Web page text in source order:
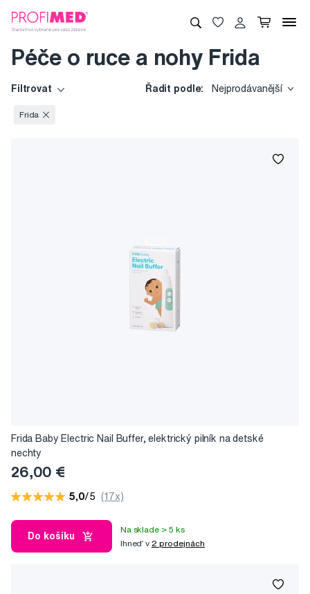
Péče o ruce a nohy Frida
Filtrovat Řadit podle: Nejprodávanější
Frida
Frida Baby Electric Nail Buffer, elektrický pilník na detské
nechty
26,00 €
5,0/5 (17x)
Do košíku
Na sklade > 5 ks
Ihneď v 2 prodejnách